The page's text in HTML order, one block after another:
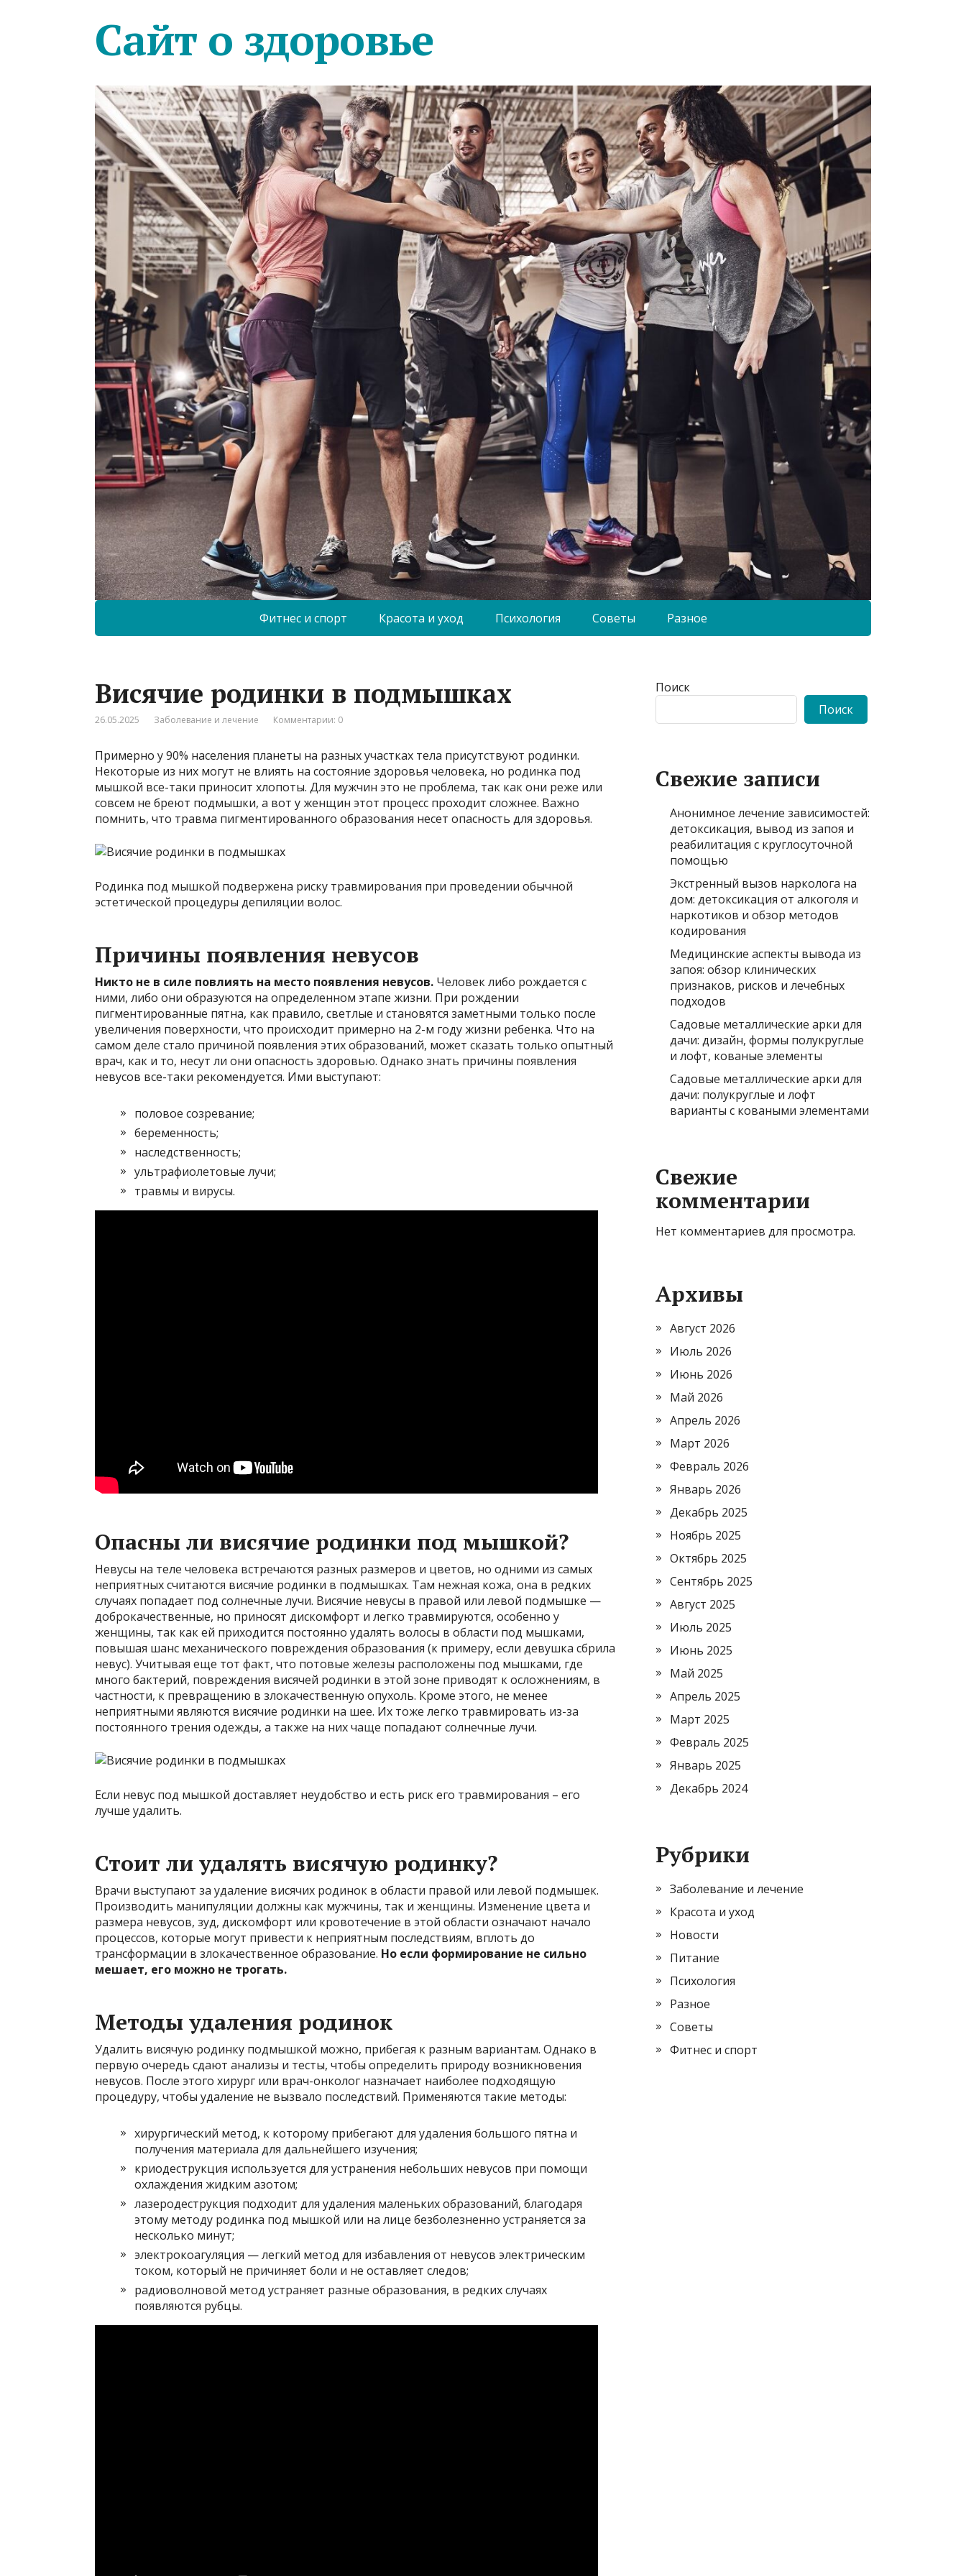
Сайт о здоровье
Фитнес и спорт Красота и уход Психология Советы Разное
Висячие родинки в подмышках
26.05.2025 Заболевание и лечение Комментарии: 0
Примерно у 90% населения планеты на разных участках тела присутствуют родинки.
Некоторые из них могут не влиять на состояние здоровья человека, но родинка под
мышкой все-таки приносит хлопоты. Для мужчин это не проблема, так как они реже или
совсем не бреют подмышки, а вот у женщин этот процесс проходит сложнее. Важно
помнить, что травма пигментированного образования несет опасность для здоровья.
Родинка под мышкой подвержена риску травмирования при проведении обычной
эстетической процедуры депиляции волос.
Причины появления невусов
Никто не в силе повлиять на место появления невусов. Человек либо рождается с
ними, либо они образуются на определенном этапе жизни. При рождении
пигментированные пятна, как правило, светлые и становятся заметными только после
увеличения поверхности, что происходит примерно на 2-м году жизни ребенка. Что на
самом деле стало причиной появления этих образований, может сказать только опытный
врач, как и то, несут ли они опасность здоровью. Однако знать причины появления
невусов все-таки рекомендуется. Ими выступают:
половое созревание;
беременность;
наследственность;
ультрафиолетовые лучи;
травмы и вирусы.
Опасны ли висячие родинки под мышкой?
Невусы на теле человека встречаются разных размеров и цветов, но одними из самых
неприятных считаются висячие родинки в подмышках. Там нежная кожа, она в редких
случаях попадает под солнечные лучи. Висячие невусы в правой или левой подмышке —
доброкачественные, но приносят дискомфорт и легко травмируются, особенно у
женщины, так как ей приходится постоянно удалять волосы в области под мышками,
повышая шанс механического повреждения образования (к примеру, если девушка сбрила
невус). Учитывая еще тот факт, что потовые железы расположены под мышками, где
много бактерий, повреждения висячей родинки в этой зоне приводят к осложнениям, в
частности, к превращению в злокачественную опухоль. Кроме этого, не менее
неприятными являются висячие родинки на шее. Их тоже легко травмировать из-за
постоянного трения одежды, а также на них чаще попадают солнечные лучи.
Если невус под мышкой доставляет неудобство и есть риск его травмирования – его
лучше удалить.
Стоит ли удалять висячую родинку?
Врачи выступают за удаление висячих родинок в области правой или левой подмышек.
Производить манипуляции должны как мужчины, так и женщины. Изменение цвета и
размера невусов, зуд, дискомфорт или кровотечение в этой области означают начало
процессов, которые могут привести к неприятным последствиям, вплоть до
трансформации в злокачественное образование. Но если формирование не сильно
мешает, его можно не трогать.
Методы удаления родинок
Удалить висячую родинку подмышкой можно, прибегая к разным вариантам. Однако в
первую очередь сдают анализы и тесты, чтобы определить природу возникновения
невусов. После этого хирург или врач-онколог назначает наиболее подходящую
процедуру, чтобы удаление не вызвало последствий. Применяются такие методы:
хирургический метод, к которому прибегают для удаления большого пятна и
получения материала для дальнейшего изучения;
криодеструкция используется для устранения небольших невусов при помощи
охлаждения жидким азотом;
лазеродеструкция подходит для удаления маленьких образований, благодаря
этому методу родинка под мышкой или на лице безболезненно устраняется за
несколько минут;
электрокоагуляция — легкий метод для избавления от невусов электрическим
током, который не причиняет боли и не оставляет следов;
радиоволновой метод устраняет разные образования, в редких случаях
появляются рубцы.
Поиск
Поиск
Свежие записи
Анонимное лечение зависимостей:
детоксикация, вывод из запоя и
реабилитация с круглосуточной
помощью
Экстренный вызов нарколога на
дом: детоксикация от алкоголя и
наркотиков и обзор методов
кодирования
Медицинские аспекты вывода из
запоя: обзор клинических
признаков, рисков и лечебных
подходов
Садовые металлические арки для
дачи: дизайн, формы полукруглые
и лофт, кованые элементы
Садовые металлические арки для
дачи: полукруглые и лофт
варианты с коваными элементами
Свежие
комментарии
Нет комментариев для просмотра.
Архивы
Август 2026
Июль 2026
Июнь 2026
Май 2026
Апрель 2026
Март 2026
Февраль 2026
Январь 2026
Декабрь 2025
Ноябрь 2025
Октябрь 2025
Сентябрь 2025
Август 2025
Июль 2025
Июнь 2025
Май 2025
Апрель 2025
Март 2025
Февраль 2025
Январь 2025
Декабрь 2024
Рубрики
Заболевание и лечение
Красота и уход
Новости
Питание
Психология
Разное
Советы
Фитнес и спорт